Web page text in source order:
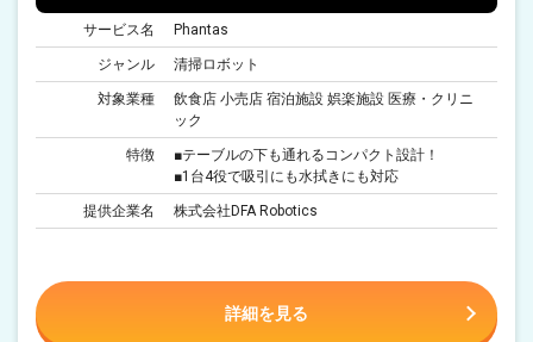
サービス名 Phantas
ジャンル 清掃ロボット
対象業種
飲食店 小売店 宿泊施設 娯楽施設 医療・クリニ
ック
特徴
■テーブルの下も通れるコンパクト設計！
■1台4役で吸引にも水拭きにも対応
提供企業名 株式会社DFA Robotics
詳細を見る